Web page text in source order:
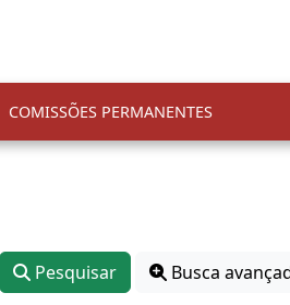
COMISSÕES PERMANENTES
Pesquisar Busca